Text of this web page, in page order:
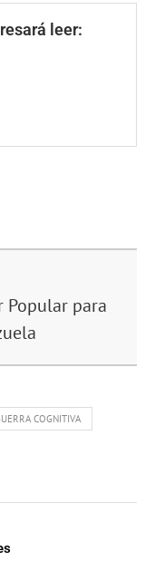
leer:
Popular para
COGNITIVA